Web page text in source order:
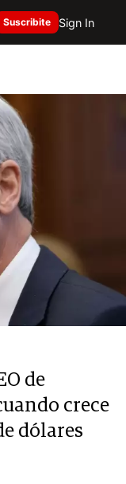
Suscribite Sign In
de
crece
dólares